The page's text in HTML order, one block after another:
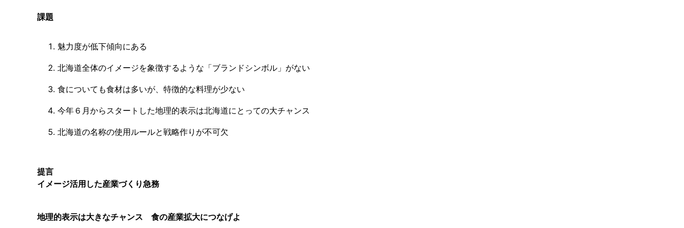
課題
魅力度が低下傾向にある
北海道全体のイメージを象徴するような「ブランドシンボル」がない
食についても食材は多いが、特徴的な料理が少ない
今年６月からスタートした地理的表示は北海道にとっての大チャンス
北海道の名称の使用ルールと戦略作りが不可欠
提言
イメージ活用した産業づくり急務
地理的表示は大きなチャンス 食の産業拡大につなげよ